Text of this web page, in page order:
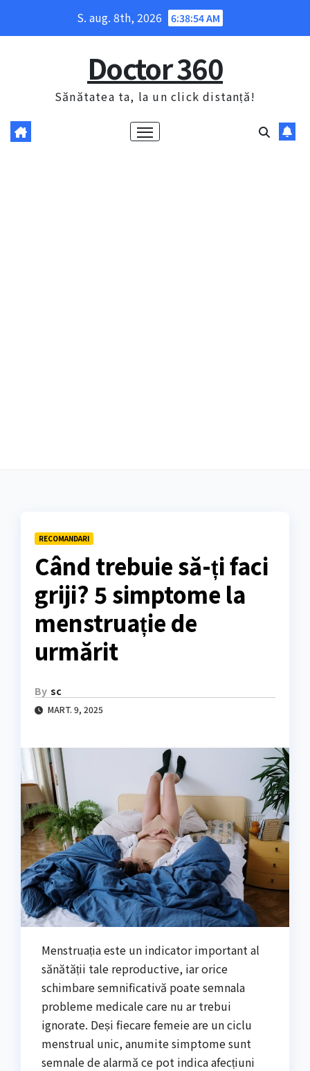
S. aug. 8th, 2026 6:38:55 AM
Doctor 360
Sănătatea ta, la un click distanță!
RECOMANDARI
Când trebuie să-ți faci
griji? 5 simptome la
menstruație de
urmărit
By sc
MART. 9, 2025
Menstruația este un indicator important al
sănătății tale reproductive, iar orice
schimbare semnificativă poate semnala
probleme medicale care nu ar trebui
ignorate. Deși fiecare femeie are un ciclu
menstrual unic, anumite simptome sunt
semnale de alarmă ce pot indica afecțiuni